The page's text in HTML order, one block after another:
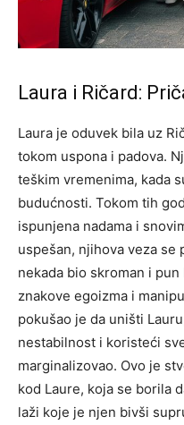
Laura i Ričard:
Laura je oduvek bila uz
tokom uspona i padova.
teškim vremenima, kada
budućnosti. Tokom tih
ispunjena nadama i
uspešan, njihova veza se
nekada bio skroman i
znakove egoizma i
pokušao je da uništi
nestabilnost i koristeći
marginalizovao. Ovo je
kod Laure, koja se borila
laži koje je njen bivši